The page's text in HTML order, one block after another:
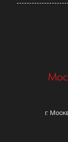
г.